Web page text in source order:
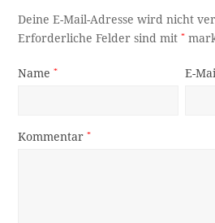
Deine E-Mail-Adresse wird nicht
Erforderliche Felder sind mit*
Name* E-
Kommentar*